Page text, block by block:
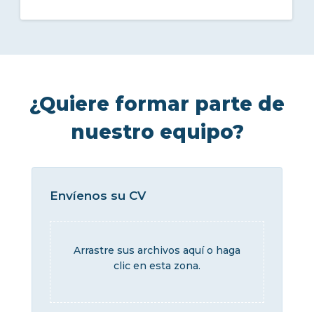
¿Quiere formar parte de
nuestro equipo?
Envíenos su CV
Arrastre sus archivos aquí o haga
clic en esta zona.